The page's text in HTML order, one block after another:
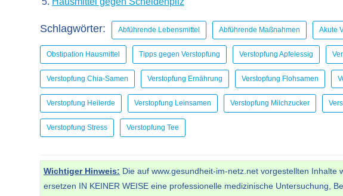
Schlagwörter: Abführende Lebensmittel Abführende Maßnahmen Akute
Obstipation Hausmittel Tipps gegen Verstopfung Verstopfung Apfelessig
Verstopfung Chia-Samen Verstopfung Ernährung Verstopfung Flohsamen
Verstopfung Heilerde Verstopfung Leinsamen Verstopfung Milchzucker
Verstopfung Stress Verstopfung Tee
Wichtiger Hinweis: Die auf www.gesundheit-im-netz.net vorgestellten
ersetzen IN KEINER WEISE eine professionelle medizinische Untersuchung,